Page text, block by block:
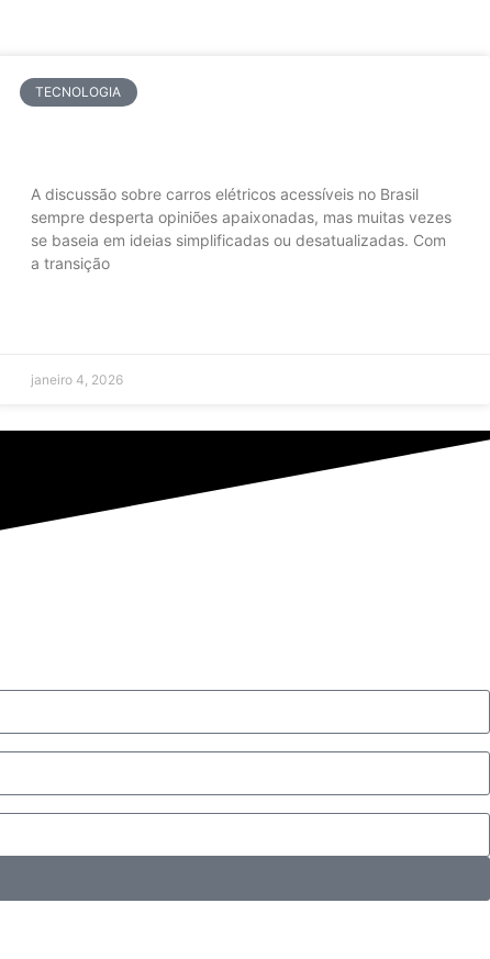
TECNOLOGIA
Carros elétricos acessíveis: mitos e
A discussão sobre carros elétricos acessíveis no Brasil
sempre desperta opiniões apaixonadas, mas muitas vezes
se baseia em ideias simplificadas ou desatualizadas. Com
a transição
janeiro 4, 2026